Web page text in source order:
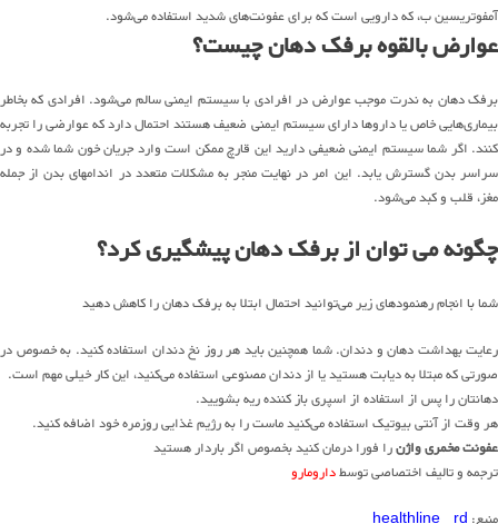
آمفوتریسین ب، که دارویی است که برای عفونت‌های شدید استفاده می‌شود.
عوارض بالقوه برفک دهان چیست؟
برفک دهان به ندرت موجب عوارض در افرادی با سیستم ایمنی سالم می‌شود. افرادی که بخاطر
بیماری‌هایی خاص یا داروها دارای سیستم ایمنی ضعیف هستند احتمال دارد که عوارضی را تجربه
کنند. اگر شما سیستم ایمنی ضعیفی دارید این قارچ ممکن است وارد جریان خون شما شده و در
سراسر بدن گسترش یابد. این امر در نهایت منجر به مشکلات متعدد در اندامهای بدن از جمله
مغز، قلب و کبد می‌شود.
چگونه می توان از برفک دهان پیشگیری کرد؟
شما با انجام رهنمودهای زیر می‌توانید احتمال ابتلا به برفک دهان را کاهش دهید
رعایت بهداشت دهان و دندان. شما همچنین باید هر روز نخ دندان استفاده کنید. به خصوص در
صورتی که مبتلا به دیابت هستید یا از دندان مصنوعی استفاده می‌کنید، این کار خیلی مهم است.
دهانتان را پس از استفاده از اسپری باز کننده ریه بشویید.
هر وقت از آنتی بیوتیک استفاده می‌کنید ماست را به رژیم غذایی روزمره خود اضافه کنید.
عفونت مخمری واژنرا فورا درمان کنید بخصوص اگر باردار هستید
ترجمه و تالیف اختصاصی توسطدارومارو